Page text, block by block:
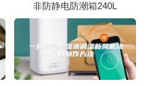
非防静电防潮箱240L